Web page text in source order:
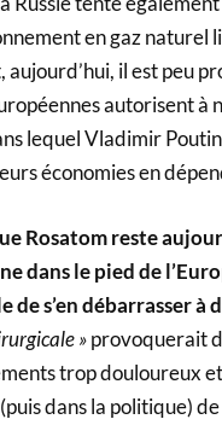
en gaz naturel
aujourd’hui, il est peu
autorisent à
lequel Vladimir
économies en
Rosatom reste
dans le pied de
de s’en débarrasser à
»provoquerait
trop douloureux
(puis dans la politique)